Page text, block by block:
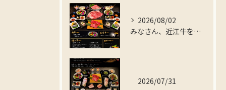
2026/08/02
みなさん、近江牛を存分に楽しんでみませんか？
2026/07/31